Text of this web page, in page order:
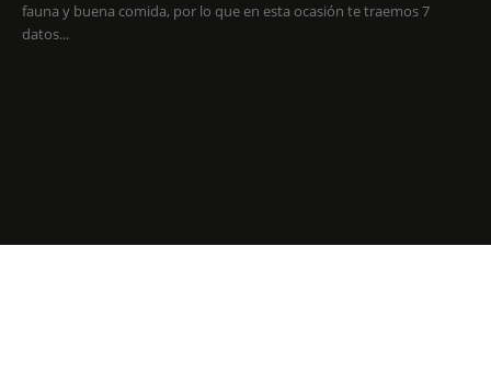
fauna y buena comida, por lo que en esta ocasión te traemos 7
datos...